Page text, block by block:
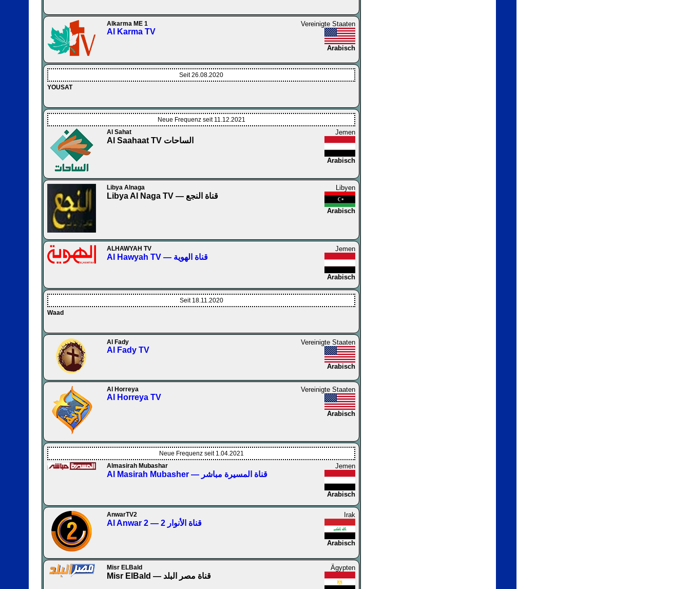
Vereinigte Staaten
Arabisch
Alkarma ME 1
Al Karma TV
Seit 26.08.2020
YOUSAT
Neue Frequenz seit 11.12.2021
Jemen
Arabisch
Al Sahat
Al Saahaat TV الساحات
Libyen
Arabisch
Libya Alnaga
Libya Al Naga TV — قناة النجع
Jemen
Arabisch
ALHAWYAH TV
Al Hawyah TV — قناة الهوية
Seit 18.11.2020
Waad
Vereinigte Staaten
Arabisch
Al Fady
Al Fady TV
Vereinigte Staaten
Arabisch
Al Horreya
Al Horreya TV
Neue Frequenz seit 1.04.2021
Jemen
Arabisch
Almasirah Mubashar
Al Masirah Mubasher — قناة المسيرة مباشر
Irak
Arabisch
AnwarTV2
Al Anwar 2 — قناة الأنوار 2
Ägypten
Misr ELBald
Misr ElBald — قناة مصر البلد